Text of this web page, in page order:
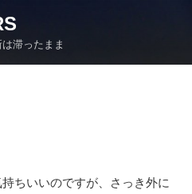
滞ったまま
ちいいのですが、さっき外に